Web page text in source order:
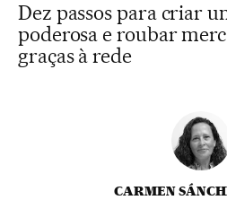
Dez passos para criar
poderosa e roubar
graças à rede
CARMEN